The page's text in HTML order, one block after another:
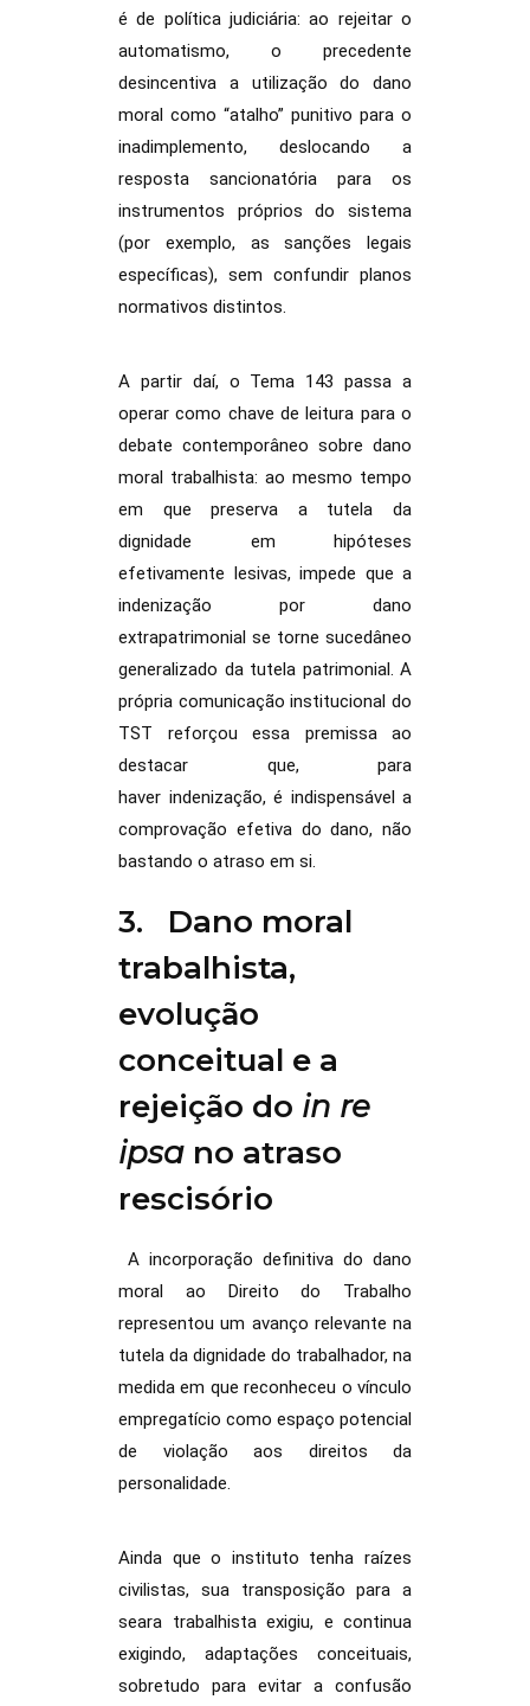
é de política judiciária: ao rejeitar o
automatismo, o precedente
desincentiva a utilização do dano
moral como “atalho” punitivo para o
inadimplemento, deslocando a
resposta sancionatória para os
instrumentos próprios do sistema
(por exemplo, as sanções legais
específicas), sem confundir planos
normativos distintos.
A partir daí, o Tema 143 passa a
operar como chave de leitura para o
debate contemporâneo sobre dano
moral trabalhista: ao mesmo tempo
em que preserva a tutela da
dignidade em hipóteses
efetivamente lesivas, impede que a
indenização por dano
extrapatrimonial se torne sucedâneo
generalizado da tutela patrimonial. A
própria comunicação institucional do
TST reforçou essa premissa ao
destacar que, para
haver indenização, é indispensável a
comprovação efetiva do dano, não
bastando o atraso em si.
3. Dano moral
trabalhista,
evolução
conceitual e a
rejeição do in re
ipsa no atraso
rescisório
A incorporação definitiva do dano
moral ao Direito do Trabalho
representou um avanço relevante na
tutela da dignidade do trabalhador, na
medida em que reconheceu o vínculo
empregatício como espaço potencial
de violação aos direitos da
personalidade.
Ainda que o instituto tenha raízes
civilistas, sua transposição para a
seara trabalhista exigiu, e continua
exigindo, adaptações conceituais,
sobretudo para evitar a confusão